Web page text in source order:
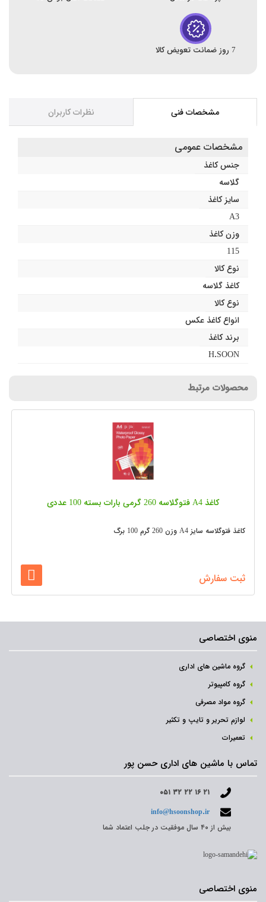
7 روز ضمانت تعویض کالا
مشخصات فنی نظرات کاربران
مشخصات عمومی
جنس کاغذ
گلاسه
سایز کاغذ
A3
وزن کاغذ
115
نوع کالا
کاغذ گلاسه
نوع کالا
انواع کاغذ عکس
برند کاغذ
H.SOON
محصولات مرتبط
کاغذ A4 فتوگلاسه 260 گرمی بارات بسته 100 عددی
کاغذ فتوگلاسه سایز A4 وزن 260 گرم 100 برگ
ثبت سفارش
منوی اختصاصی
گروه ماشین های اداری
گروه کامپیوتر
گروه مواد مصرفی
لوازم تحریر و تایپ و تکثیر
تعمیرات
تماس با ماشین های اداری حسن پور
۰۵۱ ۳۲ ۲۲ ۱۶ ۲۱
info@hsoonshop.ir
بیش از ۴۰ سال موفقیت در جلب اعتماد شما
منوی اختصاصی